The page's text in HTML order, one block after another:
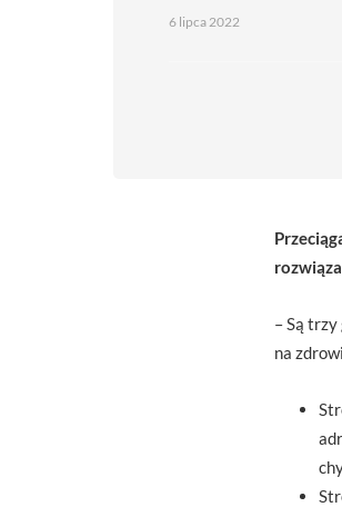
6 lipca 2022
– Są
na